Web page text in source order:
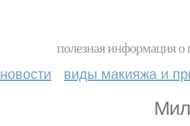
полезная информация о
новости виды макияжа и